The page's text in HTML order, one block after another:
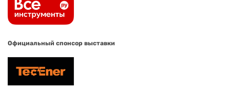
Официальный спонсор выставки